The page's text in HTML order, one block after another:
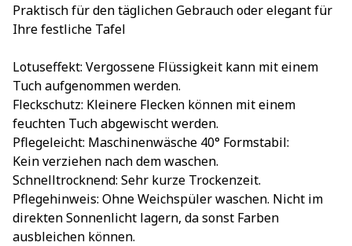
Praktisch für den täglichen Gebrauch oder elegant für
Ihre festliche Tafel
Lotuseffekt: Vergossene Flüssigkeit kann mit einem
Tuch aufgenommen werden.
Fleckschutz: Kleinere Flecken können mit einem
feuchten Tuch abgewischt werden.
Pflegeleicht: Maschinenwäsche 40° Formstabil:
Kein verziehen nach dem waschen.
Schnelltrocknend: Sehr kurze Trockenzeit.
Pflegehinweis: Ohne Weichspüler waschen. Nicht im
direkten Sonnenlicht lagern, da sonst Farben
ausbleichen können.